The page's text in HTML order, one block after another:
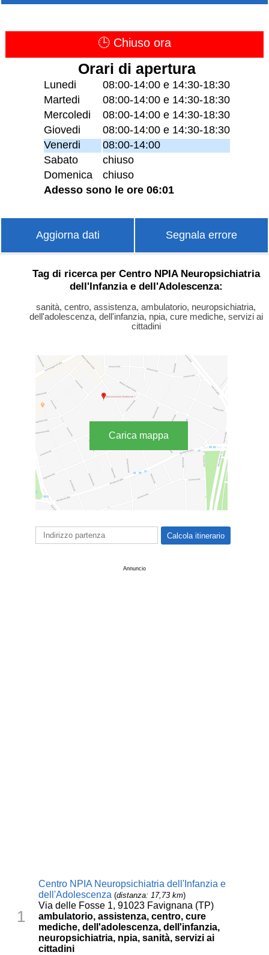
🕒 Chiuso ora
Orari di apertura
Lunedi
08:00-14:00 e 14:30-18:30
Martedi
08:00-14:00 e 14:30-18:30
Mercoledi
08:00-14:00 e 14:30-18:30
Giovedi
08:00-14:00 e 14:30-18:30
Venerdi
08:00-14:00
Sabato
chiuso
Domenica
chiuso
Adesso sono le ore 06:01
Aggiorna dati Segnala errore
Tag di ricerca per Centro NPIA Neuropsichiatria
dell'Infanzia e dell'Adolescenza:
sanità, centro, assistenza, ambulatorio, neuropsichiatria,
dell'adolescenza, dell'infanzia, npia, cure mediche, servizi ai
cittadini
Carica mappa
Annuncio
1
Centro NPIA Neuropsichiatria dell'Infanzia e
dell'Adolescenza (distanza: 17,73 km)
Via delle Fosse 1, 91023 Favignana (TP)
ambulatorio, assistenza, centro, cure
mediche, dell'adolescenza, dell'infanzia,
neuropsichiatria, npia, sanità, servizi ai
cittadini